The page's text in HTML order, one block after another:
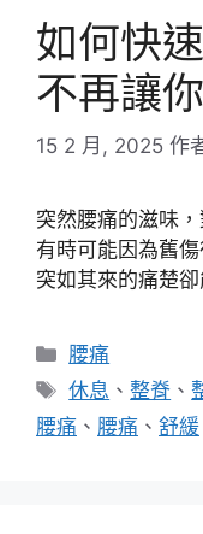
如何快
不再讓
15 2 月, 2025 作
突然腰痛的滋味
有時可能因為舊
突如其來的痛楚
分
類
腰痛
標
籤
休息 、整脊 、
腰痛 、 腰痛 、 舒緩